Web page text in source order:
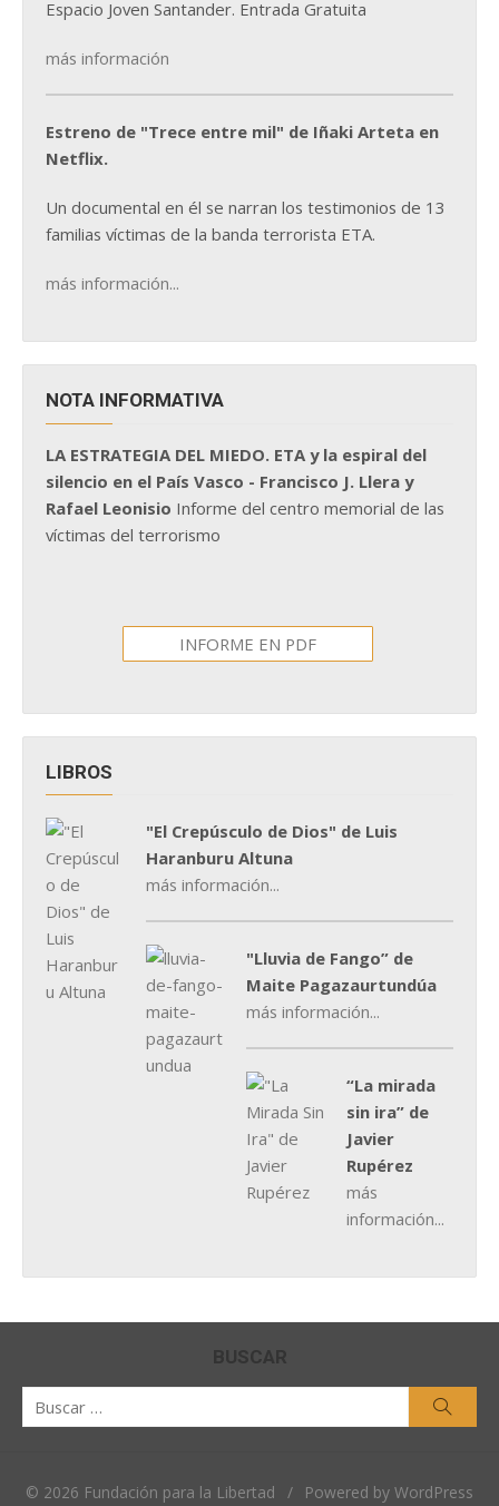
Espacio Joven Santander. Entrada Gratuita
más información
Estreno de "Trece entre mil" de Iñaki Arteta en
Netflix.
Un documental en él se narran los testimonios de 13
familias víctimas de la banda terrorista ETA.
más información...
NOTA INFORMATIVA
LA ESTRATEGIA DEL MIEDO. ETA y la espiral del
silencio en el País Vasco - Francisco J. Llera y
Rafael Leonisio Informe del centro memorial de las
víctimas del terrorismo
INFORME EN PDF
LIBROS
"El Crepúsculo de Dios" de Luis
Haranburu Altuna
más información...
"Lluvia de Fango” de
Maite Pagazaurtundúa
más información...
“La mirada
sin ira” de
Javier
Rupérez
más
información...
BUSCAR
© 2026 Fundación para la Libertad / Powered by WordPress